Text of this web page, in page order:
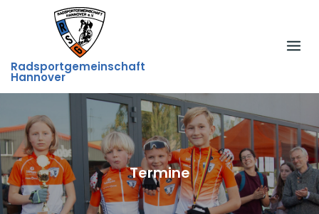
Radsportgemeinschaft
Hannover
Termine